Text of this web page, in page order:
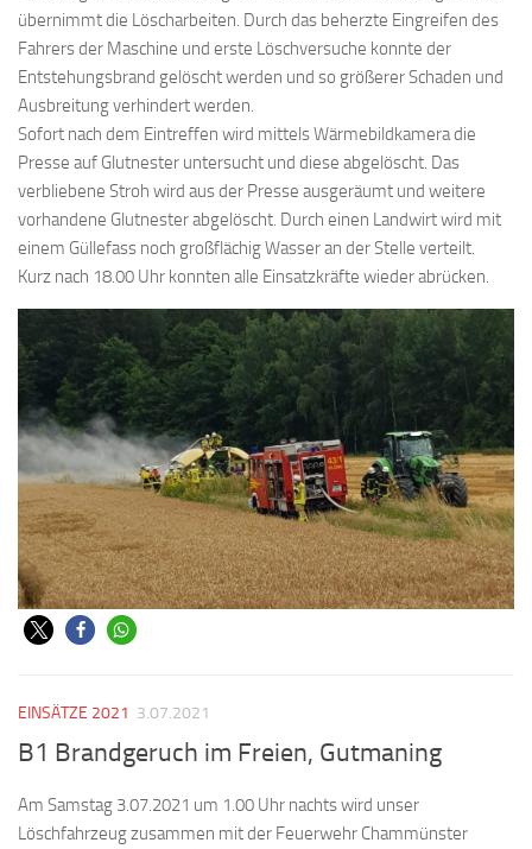
übernimmt die Löscharbeiten. Durch das beherzte Eingreifen des
Fahrers der Maschine und erste Löschversuche konnte der
Entstehungsbrand gelöscht werden und so größerer Schaden und
Ausbreitung verhindert werden.
Sofort nach dem Eintreffen wird mittels Wärmebildkamera die
Presse auf Glutnester untersucht und diese abgelöscht. Das
verbliebene Stroh wird aus der Presse ausgeräumt und weitere
vorhandene Glutnester abgelöscht. Durch einen Landwirt wird mit
einem Güllefass noch großflächig Wasser an der Stelle verteilt.
Kurz nach 18.00 Uhr konnten alle Einsatzkräfte wieder abrücken.
EINSÄTZE 2021 3.07.2021
B1 Brandgeruch im Freien, Gutmaning
Am Samstag 3.07.2021 um 1.00 Uhr nachts wird unser
Löschfahrzeug zusammen mit der Feuerwehr Chammünster